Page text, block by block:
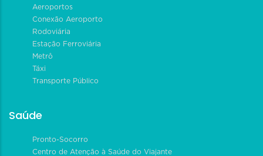
Aeroportos
Conexão Aeroporto
Rodoviária
Estação Ferroviária
Metrô
Táxi
Transporte Público
Saúde
Pronto-Socorro
Centro de Atenção à Saúde do Viajante